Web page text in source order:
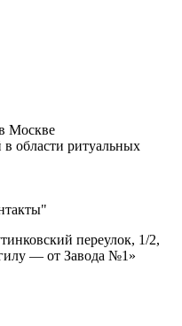
Москве
области ритуальных
переулок, 1/2,
— от Завода №1»